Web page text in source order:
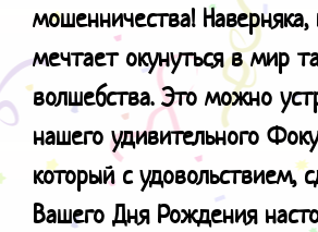
мошенничества!
мечтает окунуться в мир
волшебства. Это можно
нашего удивительного
который с удовольствием,
Вашего Дня Рождения